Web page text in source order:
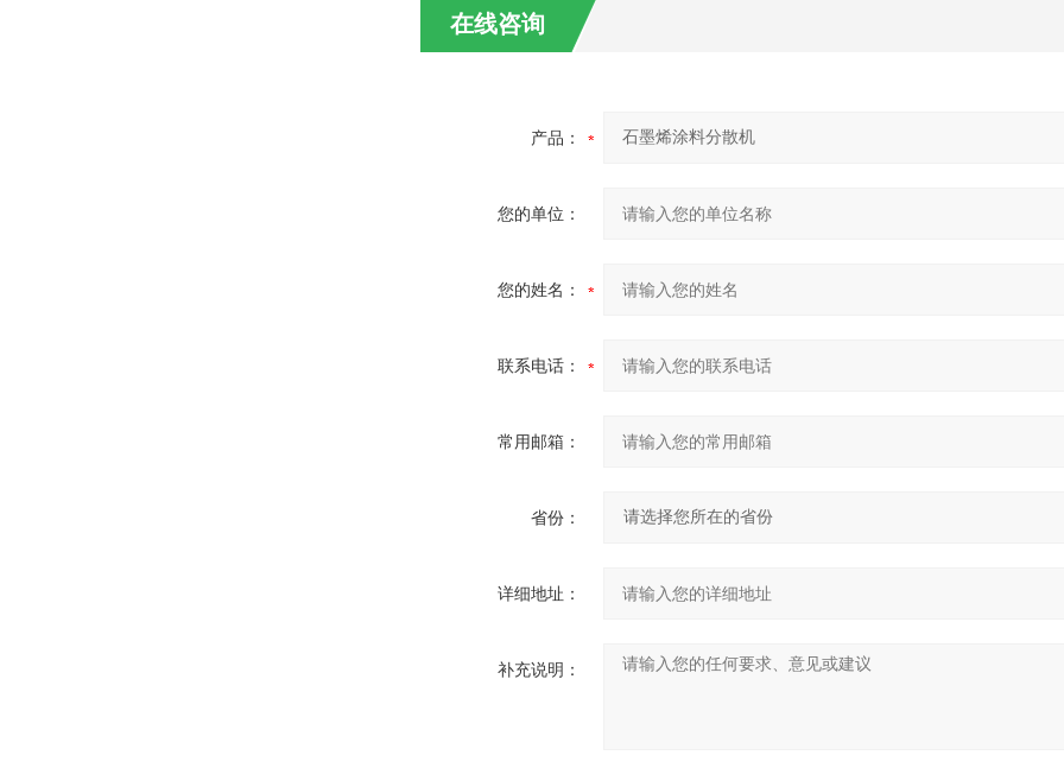
在线咨询
产品：
您的单位：
您的姓名：
联系电话：
常用邮箱：
省份：
详细地址：
补充说明：